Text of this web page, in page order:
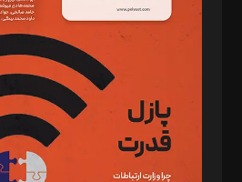
د‌بیر حقوق فناوری: حسام‌الدین ایپکچی
د‌بیر پیوست جهان: مینا پاکدل
د‌بیر تحریریه آنلاین: بابک نقاش
تحریریه‌: مجتبی محمود‌ی، آرش برهمند،
مصطفی مسجدی آرانی، ابوالفضل رجبی، زهرا
رستمی،مصطفی باستان
ویرایش: نگار استاد‌‌آقا